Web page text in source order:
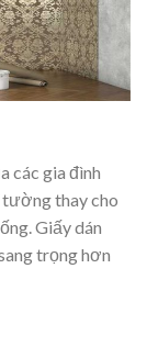
các gia đình
tường thay cho
Giấy dán
trọng hơn